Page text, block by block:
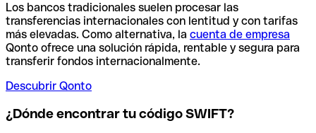
Los bancos tradicionales suelen procesar las
transferencias internacionales con lentitud y con tarifas
más elevadas. Como alternativa, la cuenta de empresa
Qonto ofrece una solución rápida, rentable y segura para
transferir fondos internacionalmente.
Descubrir Qonto
¿Dónde encontrar tu código SWIFT?